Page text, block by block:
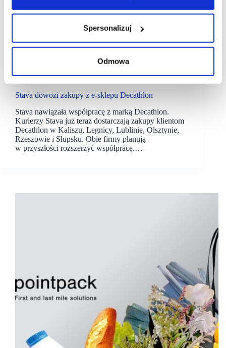
Spersonalizuj
Odmowa
07/04/2021 Decathlon Stava
Stava dowozi zakupy z e-sklepu Decathlon
Stava nawiązała współpracę z marką Decathlon.
Kurierzy Stava już teraz dostarczają zakupy klientom
Decathlon w Kaliszu, Legnicy, Lublinie, Olsztynie,
Rzeszowie i Słupsku. Obie firmy planują
w przyszłości rozszerzyć współpracę.…